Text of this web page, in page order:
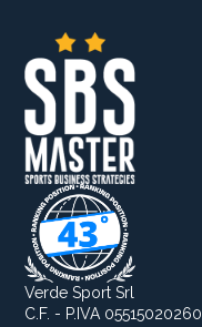
Verde Sport Srl
C.F. - P.IVA 05515020260